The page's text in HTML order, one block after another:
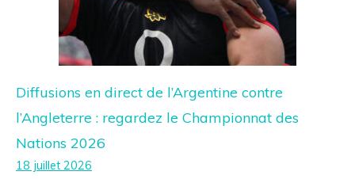
Diffusions en direct de l’Argentine contre
l’Angleterre : regardez le Championnat des
Nations 2026
18 juillet 2026